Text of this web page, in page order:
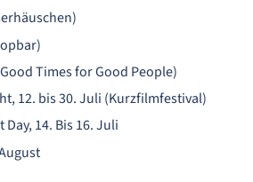
Times for Good People)
12. bis 30. Juli (Kurzfilmfestival)
14. Bis 16. Juli